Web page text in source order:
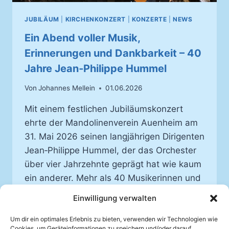
Einwilligung verwalten
Um dir ein optimales Erlebnis zu bieten, verwenden wir Technologien wie
JUBILÄUM KIRCHENKONZERT KONZERTE |NEWS
Ein Abend voller Musik,
Erinnerungen und Dankbarkeit – 40
Jahre Jean‑Philippe Hummel
Von Johannes Mellein 01.06.2026
Mit einem festlichen Jubiläumskonzert
ehrte der Mandolinenverein Auenheim am
31. Mai 2026 seinen langjährigen Dirigenten
Jean‑Philippe Hummel, der das Orchester
über vier Jahrzehnte geprägt hat wie kaum
ein anderer. Mehr als 40 Musikerinnen und
Illkirch, Neuweier, Offenburg, Renchen und
Weil am Rhein bildeten ein einmaliges